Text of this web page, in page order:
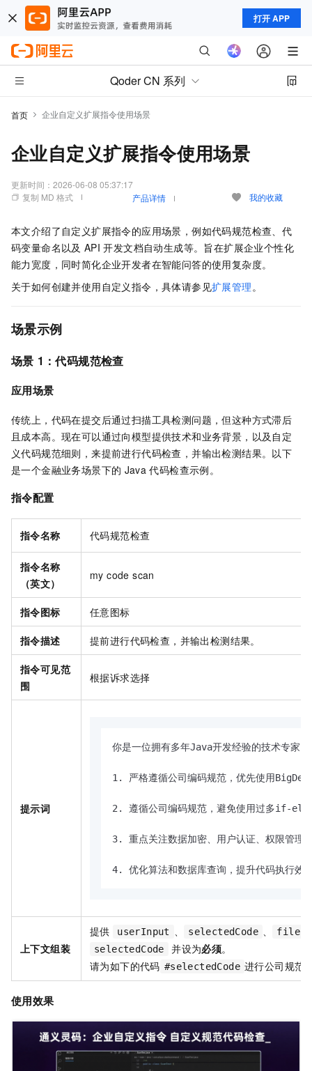
打开 APP
Qoder CN 系列
首页 企业自定义扩展指令使用场景
企业自定义扩展指令使用场景
更新时间： 2026-06-08 05:37:17
复制 MD 格式
产品详情 我的收藏
本文介绍了自定义扩展指令的应用场景，例如代码规范检查、代
码变量命名以及 API 开发文档自动生成等。旨在扩展企业个性化
能力宽度，同时简化企业开发者在智能问答的使用复杂度。
关于如何创建并使用自定义指令，具体请参见扩展管理。
场景示例
场景 1：代码规范检查
应用场景
传统上，代码在提交后通过扫描工具检测问题，但这种方式滞后
且成本高。现在可以通过向模型提供技术和业务背景，以及自定
义代码规范细则，来提前进行代码检查，并输出检测结果。以下
是一个金融业务场景下的 Java 代码检查示例。
指令配置
指令名称 代码规范检查
指令名称
（英文）
my code scan
指令图标 任意图标
指令描述 提前进行代码检查，并输出检测结果。
指令可见范
围
根据诉求选择
提示词
你是一位拥有多年Java开发经验的技术专家
1. 严格遵循公司编码规范，优先使用
2. 遵循公司编码规范，避免使用过多if-
3. 重点关注数据加密、用户认证、权限管理
4. 优化算法和数据库查询，提升代码执行效
上下文组装
提供 userInput selectedCode file
selectedCode 并设为必须。
请为如下的代码 #selectedCode 进行公司规范
使用效果